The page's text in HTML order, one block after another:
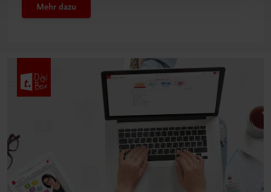
Mehr dazu